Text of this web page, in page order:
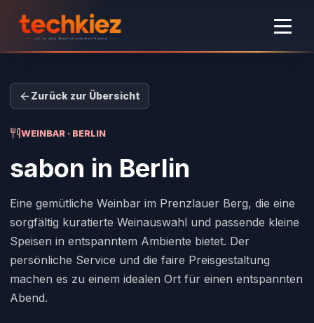
Zurück zur Übersicht
WEINBAR · BERLIN
sabon in Berlin
Eine gemütliche Weinbar im Prenzlauer Berg, die eine
sorgfältig kuratierte Weinauswahl und passende kleine
Speisen in entspanntem Ambiente bietet. Der
persönliche Service und die faire Preisgestaltung
machen es zu einem idealen Ort für einen entspannten
Abend.